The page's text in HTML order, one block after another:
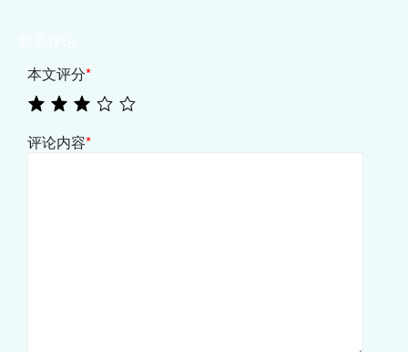
本文评分*
评论内容*